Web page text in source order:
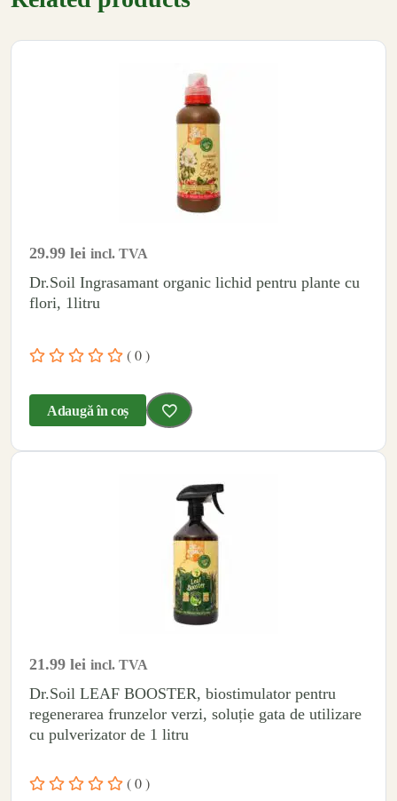
29.99 lei incl. TVA
Dr.Soil Ingrasamant organic lichid pentru plante cu
flori, 1litru
( 0 )
Adaugă în coș
21.99 lei incl. TVA
Dr.Soil LEAF BOOSTER, biostimulator pentru
regenerarea frunzelor verzi, soluție gata de utilizare
cu pulverizator de 1 litru
( 0 )